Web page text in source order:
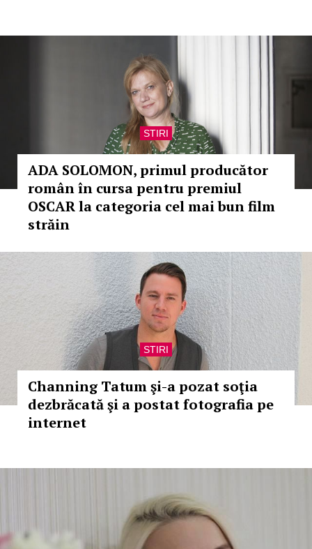
STIRI
ADA SOLOMON, primul producător
român în cursa pentru premiul
OSCAR la categoria cel mai bun film
străin
STIRI
Channing Tatum şi-a pozat soţia
dezbrăcată şi a postat fotografia pe
internet